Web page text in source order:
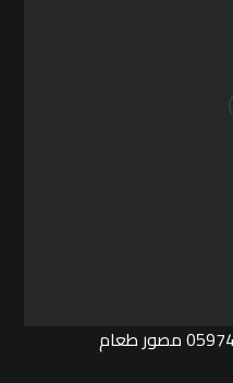
مصور طعام بالرياض 0597447127 مصور طعام